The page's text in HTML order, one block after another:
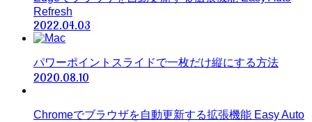
Refresh
2022.04.03
パワーポイントスライドで一枚だけ縦にする方法
2020.08.10
Chromeでブラウザを自動更新する拡張機能 Easy Auto